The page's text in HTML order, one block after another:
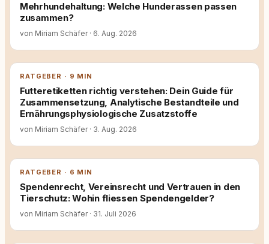
Mehrhundehaltung: Welche Hunderassen passen
zusammen?
von Miriam Schäfer · 6. Aug. 2026
RATGEBER · 9 MIN
Futteretiketten richtig verstehen: Dein Guide für
Zusammensetzung, Analytische Bestandteile und
Ernährungsphysiologische Zusatzstoffe
von Miriam Schäfer · 3. Aug. 2026
RATGEBER · 6 MIN
Spendenrecht, Vereinsrecht und Vertrauen in den
Tierschutz: Wohin fliessen Spendengelder?
von Miriam Schäfer · 31. Juli 2026